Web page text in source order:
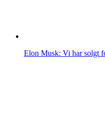
Elon Musk: Vi har solgt